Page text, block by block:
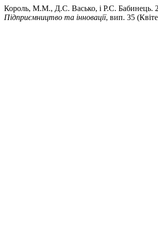
Король, М.М., Д.С. Васько, і Р.С.
Підприємництво та інновації, вип. 35